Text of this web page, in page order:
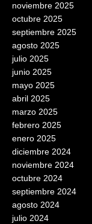
noviembre 2025
octubre 2025
septiembre 2025
agosto 2025
julio 2025
junio 2025
mayo 2025
abril 2025
marzo 2025
febrero 2025
enero 2025
diciembre 2024
noviembre 2024
octubre 2024
septiembre 2024
agosto 2024
julio 2024